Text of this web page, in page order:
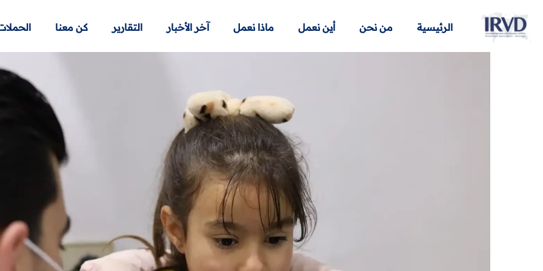
الرئيسية من نحن أين نعمل ماذا نعمل آخر الأخبار التقارير كن معنا